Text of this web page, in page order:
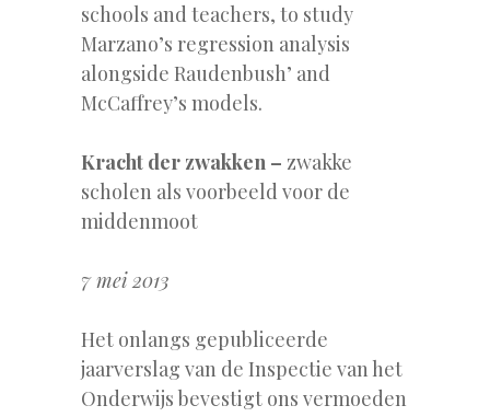
schools and teachers, to study
Marzano’s regression analysis
alongside Raudenbush’ and
McCaffrey’s models.
Kracht der zwakken – zwakke
scholen als voorbeeld voor de
middenmoot
7 mei 2013
Het onlangs gepubliceerde
jaarverslag van de Inspectie van het
Onderwijs bevestigt ons vermoeden